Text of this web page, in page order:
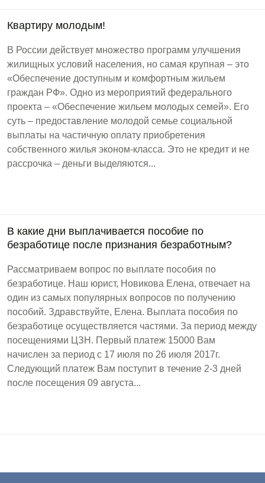
Квартиру молодым!
В России действует множество программ улучшения
жилищных условий населения, но самая крупная – это
«Обеспечение доступным и комфортным жильем
граждан РФ». Одно из мероприятий федерального
проекта – «Обеспечение жильем молодых семей». Его
суть – предоставление молодой семье социальной
выплаты на частичную оплату приобретения
собственного жилья эконом-класса. Это не кредит и не
рассрочка – деньги выделяются...
В какие дни выплачивается пособие по
безработице после признания безработным?
Рассматриваем вопрос по выплате пособия по
безработице. Наш юрист, Новикова Елена, отвечает на
один из самых популярных вопросов по получению
пособий. Здравствуйте, Елена. Выплата пособия по
безработице осуществляется частями. За период между
посещениями ЦЗН. Первый платеж 15000 Вам
начислен за период с 17 июля по 26 июля 2017г.
Следующий платеж Вам поступит в течение 2-3 дней
после посещения 09 августа...